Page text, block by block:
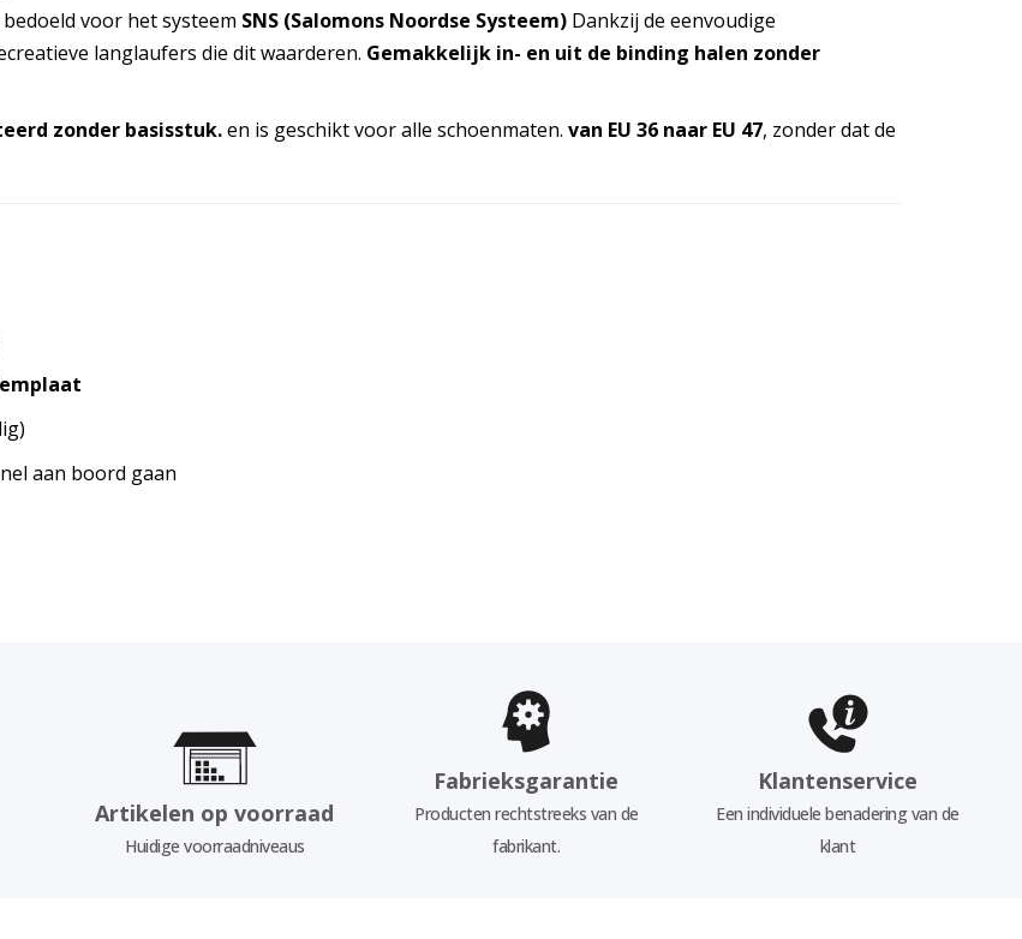
bedoeld voor het systeem SNS (Salomons Noordse Systeem) Dankzij de eenvoudige
langlaufers die dit waarderen. Gemakkelijk in- en uit de binding halen zonder
zonder basisstuk.en is geschikt voor alle schoenmaten. van EU 36 naar EU 47, zonder dat de
aan boord gaan
Artikelen op voorraad
Huidige voorraadniveaus
Fabrieksgarantie
Producten rechtstreeks van de
fabrikant.
Klantenservice
Een individuele benadering van de
klant